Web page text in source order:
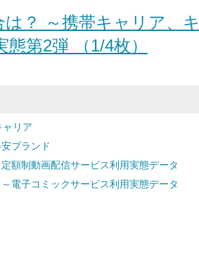
？ ～携帯キャリア、キ
第2弾 （1/4枚）
リア
ブランド
額制動画配信サービス利用実態データ
電子コミックサービス利用実態データ